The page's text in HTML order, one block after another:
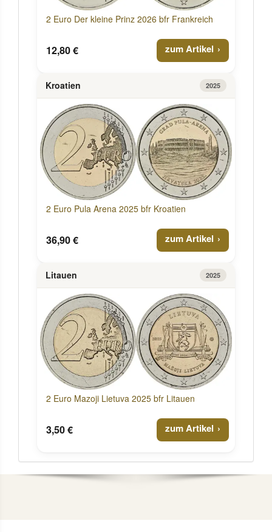
2 Euro Der kleine Prinz 2026 bfr Frankreich
12,80 € zum Artikel
Kroatien 2025
2 Euro Pula Arena 2025 bfr Kroatien
36,90 € zum Artikel
Litauen 2025
2 Euro Mazoji Lietuva 2025 bfr Litauen
3,50 € zum Artikel